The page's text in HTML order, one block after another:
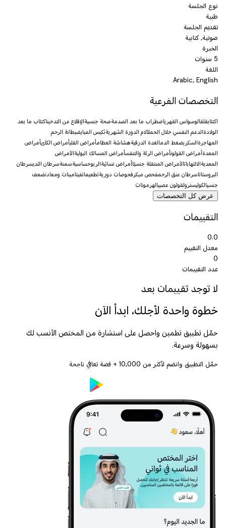
نوع الجلسة
طبية
تقديم الجلسة
صوتية, كتابية
الخبرة
5 سنوات
اللغة
Arabic, English
التخصصات الفرعية
اكتئابقلقالوسواس القهرياضطراب ما بعد الصدمةصحة جنسية الإقلاع عن التدخيناكتئاب ما بعد
الولادة الدعم النفسي خلال الحملآلام الدورة الشهريةتكيس المبايضبطانة الرحم
المهاجرة السكريضغط الدمالغدة الدرقيةهشاشة العظامأمراض القلبأمراض الكلىأمراض
المعدة أمراض القولونأمراض الرئة والتنفسأمراض المسالك البولية الأمراض
المعدية الالتهاباتالأمراض المنتقلة جنسيًا أمراض نسائية الربوحساسيةسمنةسرطان الثديسرطان
البروستاتاسرطان عنق الرحمفحص مبكر فحوصات دوريةتطعيماتفيتامينات ومعادنضعف
جنسيالكوليسترولقولون عصبيالهرمونات
عرض كل التخصصات
التقييمات
0.0
معدل التقييم
0
عدد التقييمات
لا توجد تقييمات بعد
خطوة واحدة لأجلك، ابدأ الآن
حمّل تطبيق تطمين واحصل على استشارة من المختص الأنسب لك
بسهولة وسرعة.
حمّل التطبيق وانضم لأكثر من 10,000 + قصة تعافي ناجحة